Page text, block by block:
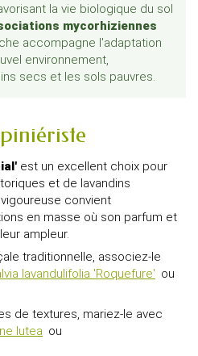
la vie biologique du sol
mycorhiziennes
accompagne l'adaptation
environnement,
secs et les sols pauvres.
est un excellent choix pour
et de lavandins
convient
en masse où son parfum et
ampleur.
traditionnelle, associez-le
lavandulifolia 'Roquefure' ou
de textures, mariez-le avec
lutea ou